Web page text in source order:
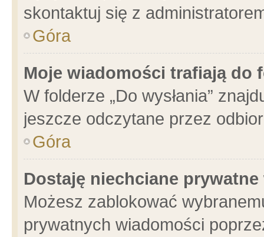
skontaktuj się z
Góra
Moje wiadomości trafiają do
W folderze „Do wysłania”
jeszcze odczytane przez
Góra
Dostaję niechciane
Możesz zablokować
prywatnych wiadomości